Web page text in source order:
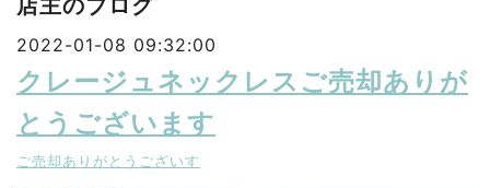
店主のブログ
2022-01-08 09:32:00
クレージュネックレスご売却ありが
とうございます
ご売却ありがとうございす